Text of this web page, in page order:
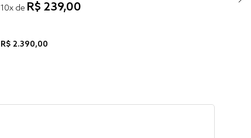
10x de R$ 239,00
R$ 2.390,00